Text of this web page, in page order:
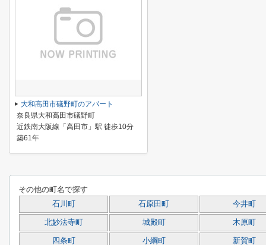
大和高田市礒野町のアパート
奈良県大和高田市礒野町
近鉄南大阪線「高田市」駅 徒歩10分
築61年
その他の町名で探す
石川町 石原田町 今井町
北妙法寺町 城殿町 木原町
四条町 小綱町 新賀町